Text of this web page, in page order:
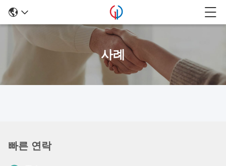
사례
빠른 연락